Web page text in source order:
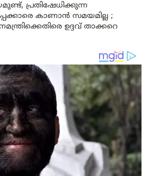
പ്രതിഷേധിക്കുന്ന
കാണാൻ സമയമില്ല ;
ഉദ്ദവ് താക്കറെ